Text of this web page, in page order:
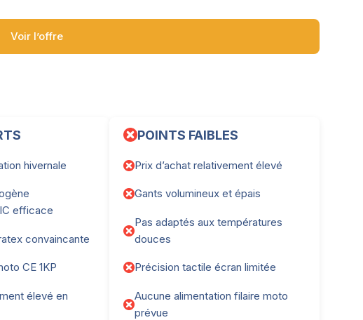
Voir l’offre
hivernale
efficace
convaincante
CE 1KP
élevé en
POINTS FAIBLES
Prix d’achat relativement élevé
Gants volumineux et épais
Pas adaptés aux températures
douces
Précision tactile écran limitée
Aucune alimentation filaire moto
prévue